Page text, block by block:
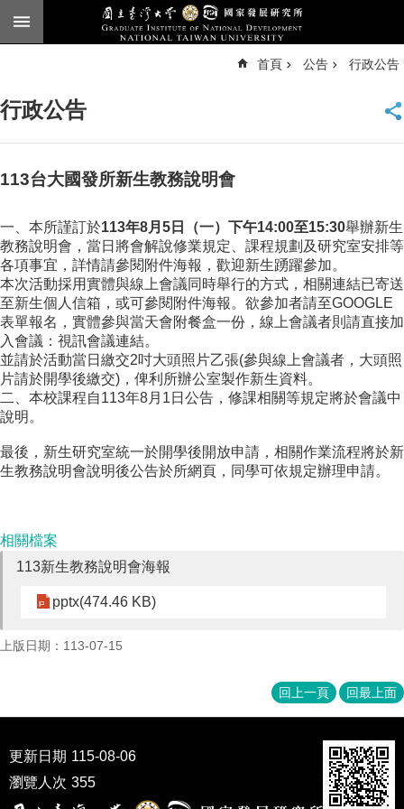
跳到主要內容區塊
臺
頁
公
告
本
所
簡
介
本
所
成
博
碩
士
專
究
首頁 公告 行政公告
行政公告
113台大國發所新生教務說明會
一、本所謹訂於113年8月5日（一）下午14:00至15:30舉辦新生
教務說明會，當日將會解說修業規定、課程規劃及研究室安排等
各項事宜，詳情請參閱附件海報，歡迎新生踴躍參加。
本次活動採用實體與線上會議同時舉行的方式，相關連結已寄送
至新生個人信箱，或可參閱附件海報。欲參加者請至GOOGLE
表單報名，實體參與當天會附餐盒一份，線上會議者則請直接加
入會議：視訊會議連結。
並請於活動當日繳交2吋大頭照片乙張(參與線上會議者，大頭照
片請於開學後繳交)，俾利所辦公室製作新生資料。
二、本校課程自113年8月1日公告，修課相關等規定將於會議中
說明。
最後，新生研究室統一於開學後開放申請，相關作業流程將於新
生教務說明會說明後公告於所網頁，同學可依規定辦理申請。
相關檔案
113新生教務說明會海報
pptx(474.46 KB)
上版日期：113-07-15
回上一頁 回最上面
更新日期 115-08-06
瀏覽人次 355